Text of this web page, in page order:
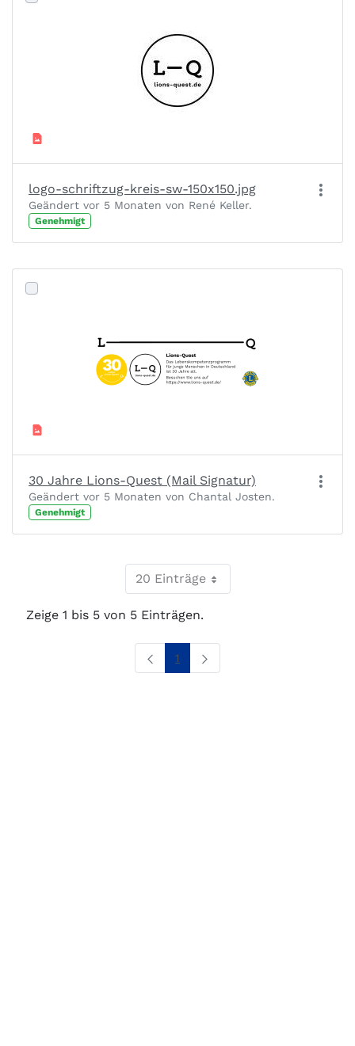
logo-schriftzug-kreis-sw-150x150.jpg
Geändert vor 5 Monaten von René Keller.
Genehmigt
30 Jahre Lions-Quest (Mail Signatur)
Geändert vor 5 Monaten von Chantal Josten.
Genehmigt
20 Einträge
Zeige 1 bis 5 von 5 Einträgen.
Seite
1